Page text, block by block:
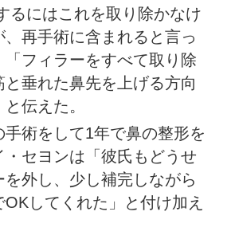
るにはこれを取り除かなけ
再手術に含まれると言っ
「フィラーをすべて取り除
と垂れた鼻先を上げる方向
伝えた。
手術をして1年で鼻の整形を
セヨンは「彼氏もどうせ
外し、少し補完しながら
してくれた」と付け加え